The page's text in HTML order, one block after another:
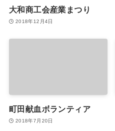
大和商工会産業まつり
2018年12月4日
町田献血ボランティア
2018年7月20日